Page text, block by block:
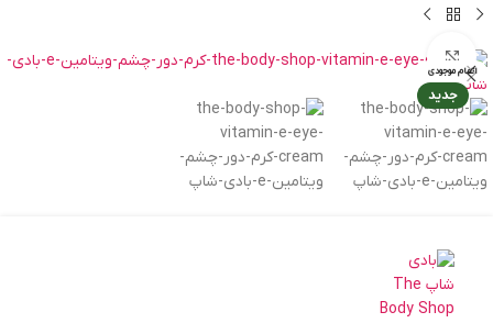
اتمام موجودی
جدید
بزرگنمایی تصویر